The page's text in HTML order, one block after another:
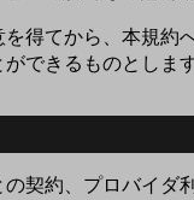
得てから、本規約
できるものとします
契約、プロバイ